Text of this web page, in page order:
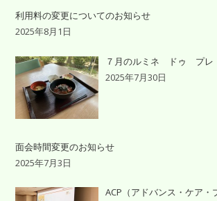
利用料の変更についてのお知らせ
2025年8月1日
７月のルミネ ドゥ プレ
2025年7月30日
面会時間変更のお知らせ
2025年7月3日
ACP（アドバンス・ケア・